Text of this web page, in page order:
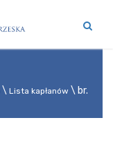
Lista kapłanów
br.